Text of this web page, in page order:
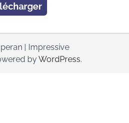
| Impressive
byWordPress.